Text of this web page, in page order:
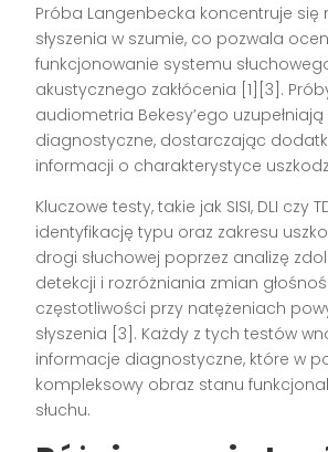
Próba Langenbecka koncentruje się
słyszenia w szumie, co pozwala
funkcjonowanie systemu
akustycznego zakłócenia [1][3].
audiometria Bekesy’ego
diagnostyczne, dostarczając
informacji o charakterystyce
Kluczowe testy, takie jak SISI, DLI czy
identyfikację typu oraz zakresu
drogi słuchowej poprzez analizę
detekcji i rozróżniania zmian
częstotliwości przy natężeniach
słyszenia [3]. Każdy z tych testów
informacje diagnostyczne, które w
kompleksowy obraz stanu
słuchu.